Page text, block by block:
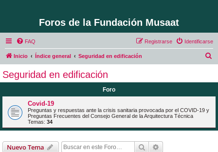
Foros de la Fundación Musaat
FAQ Identificarse
Registrarse
Inicio Índice general Seguridad en edificación
Seguridad en edificación
Foro
Covid-19
Preguntas y respuestas ante la crisis sanitaria provocada por el COVID-19 y
Preguntas Frecuentes del Consejo General de la Arquitectura Técnica
Temas: 34
Nuevo Tema Buscar